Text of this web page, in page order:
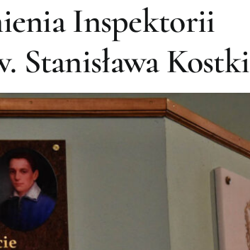
Inspektorii
Stanisława Kostki